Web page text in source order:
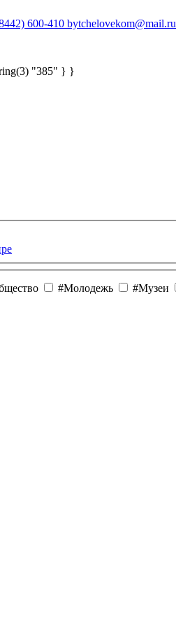
600-410 bytchelovekom@mail.ru
"385" } }
#Молодежь #Музеи